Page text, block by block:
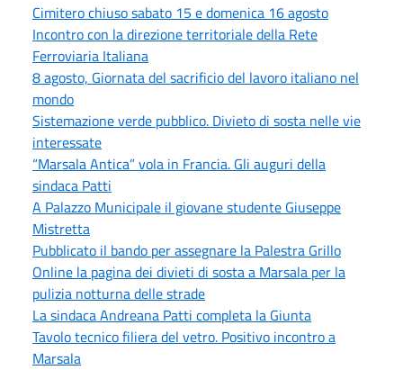
Cimitero chiuso sabato 15 e domenica 16 agosto
Incontro con la direzione territoriale della Rete
Ferroviaria Italiana
8 agosto, Giornata del sacrificio del lavoro italiano nel
mondo
Sistemazione verde pubblico. Divieto di sosta nelle vie
interessate
“Marsala Antica” vola in Francia. Gli auguri della
sindaca Patti
A Palazzo Municipale il giovane studente Giuseppe
Mistretta
Pubblicato il bando per assegnare la Palestra Grillo
Online la pagina dei divieti di sosta a Marsala per la
pulizia notturna delle strade
La sindaca Andreana Patti completa la Giunta
Tavolo tecnico filiera del vetro. Positivo incontro a
Marsala